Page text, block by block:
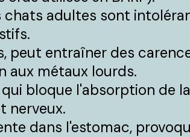
adultes sont
peut entraîner des
aux métaux lourds.
bloque l'absorption de
nerveux.
dans l'estomac,